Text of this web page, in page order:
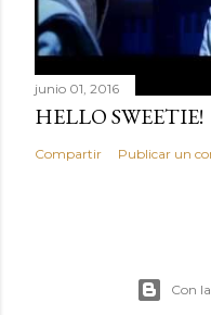
junio 01, 2016
HELLO SWEETIE!
Compartir Publicar un
Con